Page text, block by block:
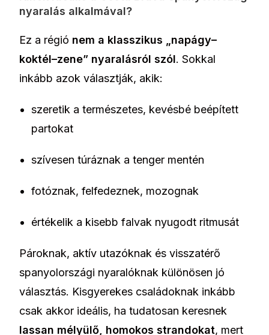
nyaralás alkalmával?
Ez a régió nem a klasszikus „napágy–
koktél–zene” nyaralásról szól. Sokkal
inkább azok választják, akik:
szeretik a természetes, kevésbé beépített
partokat
szívesen túráznak a tenger mentén
fotóznak, felfedeznek, mozognak
értékelik a kisebb falvak nyugodt ritmusát
Pároknak, aktív utazóknak és visszatérő
spanyolországi nyaralóknak különösen jó
választás. Kisgyerekes családoknak inkább
csak akkor ideális, ha tudatosan keresnek
lassan mélyülő, homokos strandokat, mert